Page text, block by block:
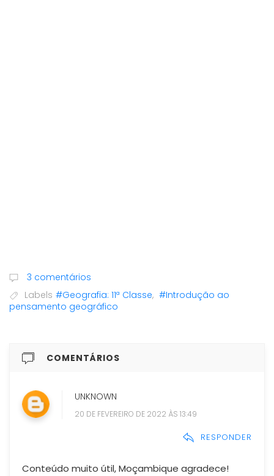
3 comentários
Labels #Geografia: 11ª Classe, #Introdução ao
pensamento geográfico
COMENTÁRIOS
UNKNOWN
20 DE FEVEREIRO DE 2022 ÀS 13:49
RESPONDER
Conteúdo muito útil, Moçambique agradece!